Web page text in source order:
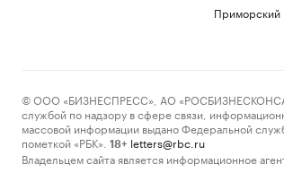
В Ялте разминируют безэкипажный
Приморский
© ООО «БИЗНЕСПРЕСС», АО
службой по надзору в сфере связи,
массовой информации выдано Федеральной
пометкой «РБК».
18+ letters@rbc.ru
Владельцем сайта является информационное